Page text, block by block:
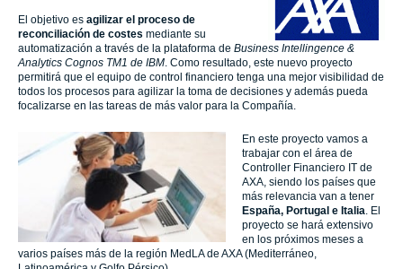
El objetivo es agilizar el proceso de
reconciliación de costes mediante su
automatización a través de la plataforma de Business Intellingence &
Analytics Cognos TM1 de IBM . Como resultado, este nuevo proyecto
permitirá que el equipo de control financiero tenga una mejor visibilidad de
todos los procesos para agilizar la toma de decisiones y además pueda
focalizarse en las tareas de más valor para la Compañía.
En este proyecto vamos a
trabajar con el área de
Controller Financiero IT de
AXA, siendo los países que
más relevancia van a tener
España, Portugal e Italia . El
proyecto se hará extensivo
en los próximos meses a
varios países más de la región MedLA de AXA (Mediterráneo,